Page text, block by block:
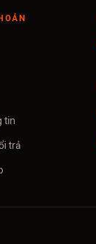
tin
trả